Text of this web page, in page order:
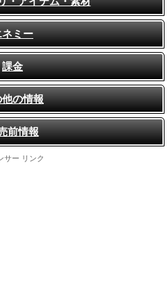
ネミー
課金
の情報
前情報
サー リンク